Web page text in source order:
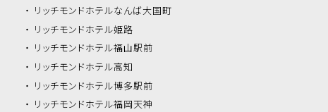
リッチモンドホテルなんば大国町
リッチモンドホテル姫路
リッチモンドホテル福山駅前
リッチモンドホテル高知
リッチモンドホテル博多駅前
リッチモンドホテル福岡天神